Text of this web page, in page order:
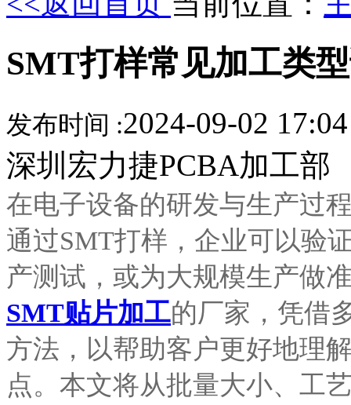
SMT打样常见加工类
发布时间 :2024-09-02
深圳宏力捷PCBA加工部
在电子设备的研发与生产过
通过SMT打样，企业可以验
产测试，或为大规模生产做
SMT贴片加工的厂家，凭借
方法，以帮助客户更好地理
点。本文将从批量大小、工